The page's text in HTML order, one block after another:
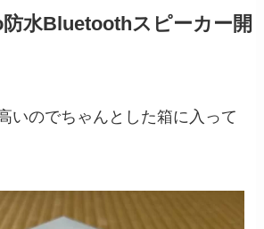
水Bluetoothスピーカー開
いのでちゃんとした箱に入って